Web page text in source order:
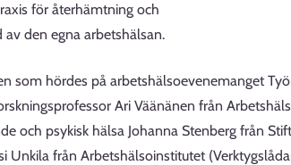
för återhämtning och
den egna arbetshälsan.
som hördes på arbetshälsoevenemanget
Ari Väänänen från
och psykisk hälsa Johanna Stenberg från
Unkila från Arbetshälsoinstitutet